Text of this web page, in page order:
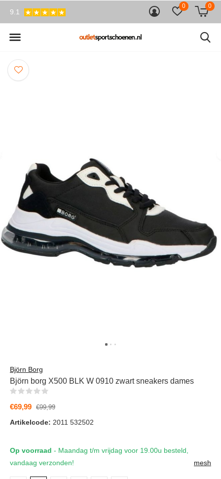
0 0
9.1
Björn Borg
Björn borg X500 BLK W 0910 zwart sneakers dames
€69,99 €99,99
Artikelcode: 2011 532502
Op voorraad - Maandag t/m vrijdag voor 19.00u besteld,
vandaag verzonden!
mesh